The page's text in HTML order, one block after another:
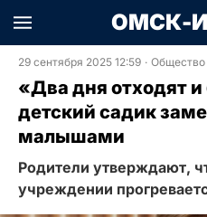
ОМСК-
29 сентября 2025 12:59 · Общество
«Два дня отходят
детский садик
малышами
Родители утверждают,
учреждении